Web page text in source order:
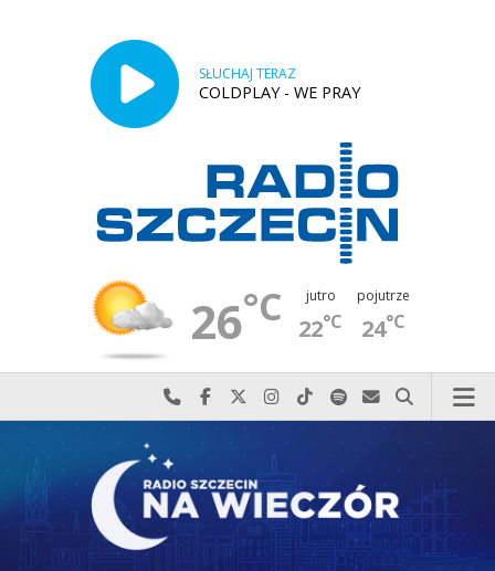
SŁUCHAJ TERAZ
COLDPLAY - WE PRAY
26°C jutro
22°C
pojutrze
24°C
Najlepiej po prostu do nas zadzwoń
Odwiedź nas na Facebook-u
Odwiedź nas na X
Odwiedź nas na Instagram-ie
Odwiedź nas na TikTok-u
Szukaj nas na Spotify
Wyślij do nas
Szukaj